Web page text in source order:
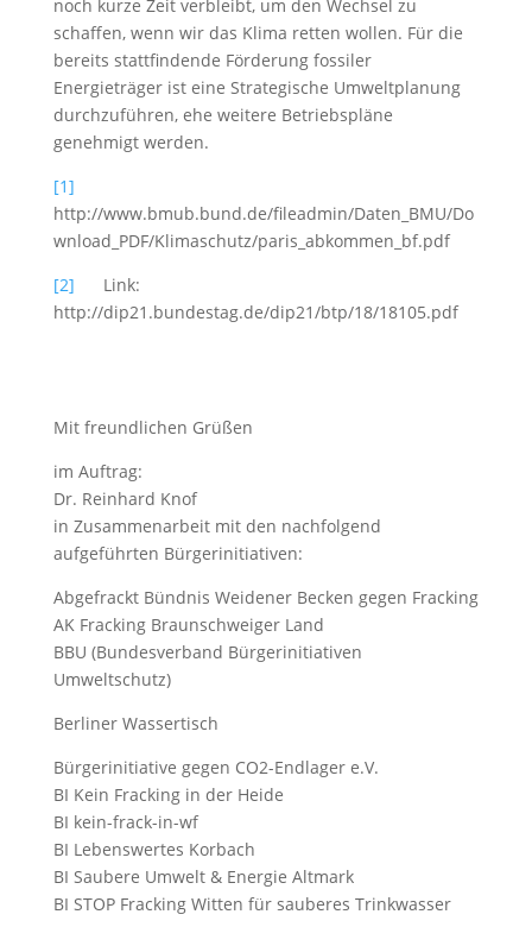
noch kurze Zeit verbleibt, um den Wechsel zu
schaffen, wenn wir das Klima retten wollen. Für die
bereits stattfindende Förderung fossiler
Energieträger ist eine Strategische Umweltplanung
durchzuführen, ehe weitere Betriebspläne
genehmigt werden.
[1]
http://www.bmub.bund.de/fileadmin/Daten_BMU/Do
wnload_PDF/Klimaschutz/paris_abkommen_bf.pdf
[2] Link:
http://dip21.bundestag.de/dip21/btp/18/18105.pdf
Mit freundlichen Grüßen
im Auftrag:
Dr. Reinhard Knof
in Zusammenarbeit mit den nachfolgend
aufgeführten Bürgerinitiativen:
Abgefrackt Bündnis Weidener Becken gegen Fracking
AK Fracking Braunschweiger Land
BBU (Bundesverband Bürgerinitiativen
Umweltschutz)
Berliner Wassertisch
Bürgerinitiative gegen CO2-Endlager e.V.
BI Kein Fracking in der Heide
BI kein-frack-in-wf
BI Lebenswertes Korbach
BI Saubere Umwelt & Energie Altmark
BI STOP Fracking Witten für sauberes Trinkwasser